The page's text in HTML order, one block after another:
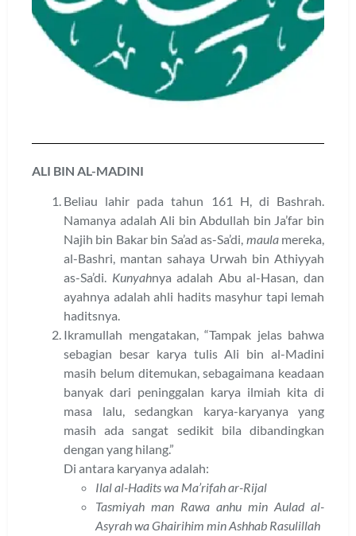
ALI BIN AL-MADINI
Beliau lahir pada tahun 161 H, di Bashrah.
Namanya adalah Ali bin Abdullah bin Ja’far bin
Najih bin Bakar bin Sa’ad as-Sa’di, maula mereka,
al-Bashri, mantan sahaya Urwah bin Athiyyah
as-Sa’di. Kunyahnya adalah Abu al-Hasan, dan
ayahnya adalah ahli hadits masyhur tapi lemah
haditsnya.
Ikramullah mengatakan, “Tampak jelas bahwa
sebagian besar karya tulis Ali bin al-Madini
masih belum ditemukan, sebagaimana keadaan
banyak dari peninggalan karya ilmiah kita di
masa lalu, sedangkan karya-karyanya yang
masih ada sangat sedikit bila dibandingkan
dengan yang hilang.”
Di antara karyanya adalah:
Ilal al-Hadits wa Ma’rifah ar-Rijal
Tasmiyah man Rawa anhu min Aulad al-
Asyrah wa Ghairihim min Ashhab Rasulillah